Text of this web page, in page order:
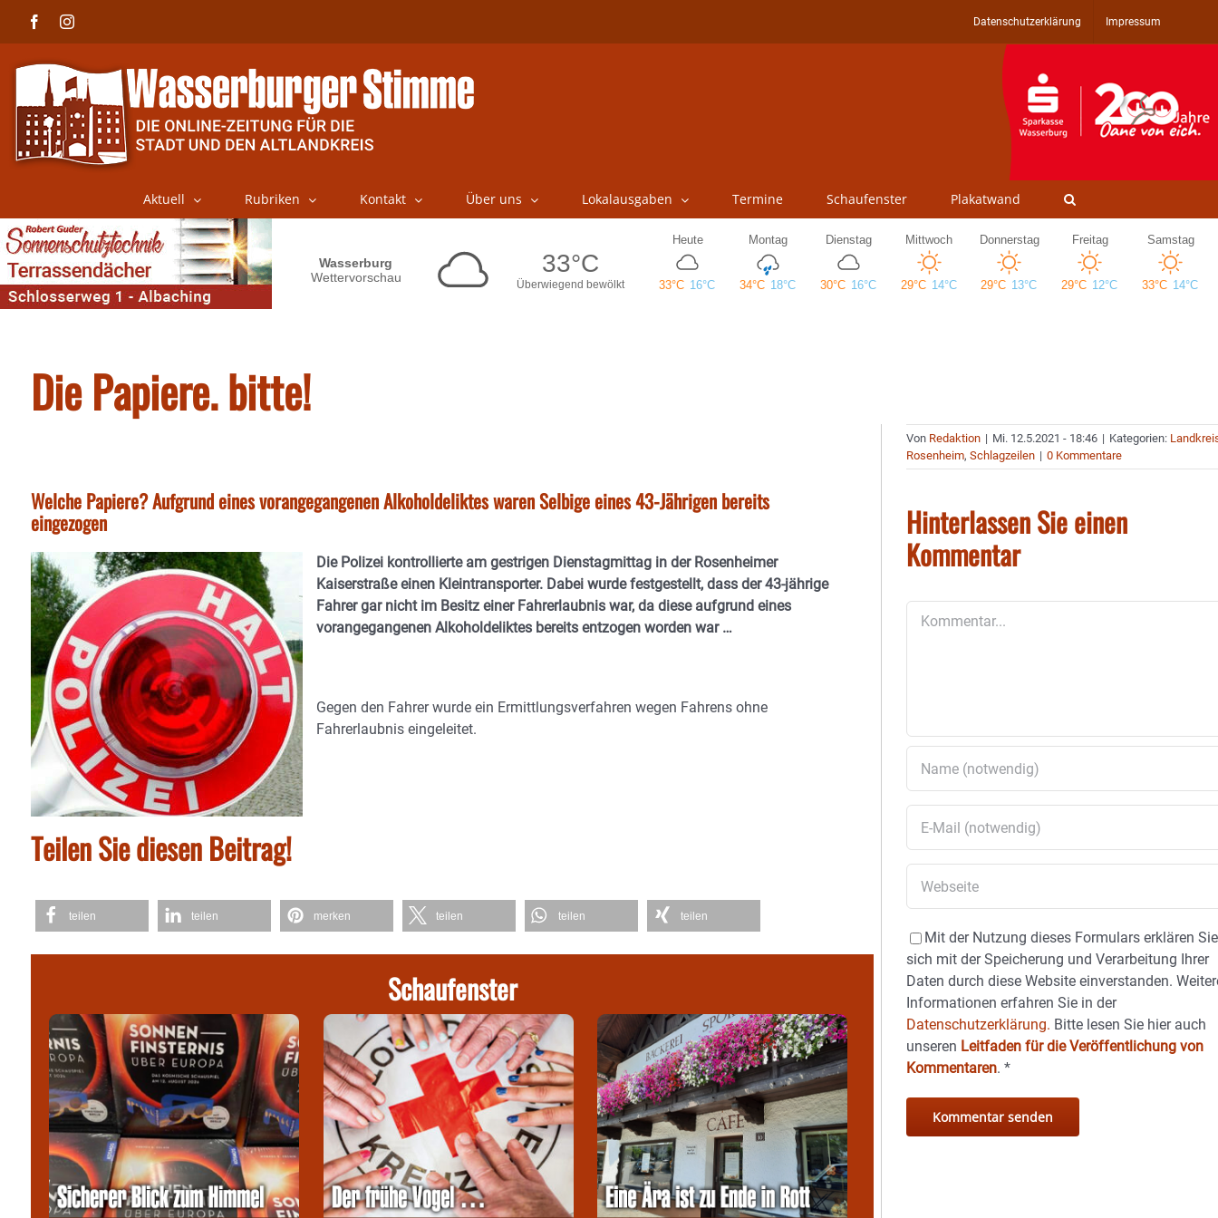
FacebookInstagram Datenschutzerklärung Impressum
Aktuell Rubriken Kontakt Über uns Lokalausgaben Termine Schaufenster Plakatwand
Die Papiere. bitte!
Welche Papiere? Aufgrund eines vorangegangenen Alkoholdeliktes waren Selbige eines 43-Jährigen bereits
eingezogen
Die Polizei kontrollierte am gestrigen Dienstagmittag in der Rosenheimer
Kaiserstraße einen Kleintransporter. Dabei wurde festgestellt, dass der 43-jährige
Fahrer gar nicht im Besitz einer Fahrerlaubnis war, da diese aufgrund eines
vorangegangenen Alkoholdeliktes bereits entzogen worden war …
Gegen den Fahrer wurde ein Ermittlungsverfahren wegen Fahrens ohne
Fahrerlaubnis eingeleitet.
Teilen Sie diesen Beitrag!
teilen teilen merken teilen teilen teilen
Schaufenster
Von Redaktion | Mi. 12.5.2021 - 18:46 | Kategorien:
Rosenheim,Schlagzeilen | 0 Kommentare
Hinterlassen Sie einen
Kommentar
Mit der Nutzung dieses Formulars erklären Sie
sich mit der Speicherung und Verarbeitung Ihrer
Daten durch diese Website einverstanden.
Informationen erfahren Sie in der
Datenschutzerklärung. Bitte lesen Sie hier auch
unseren Leitfaden für die Veröffentlichung von
Kommentaren.*